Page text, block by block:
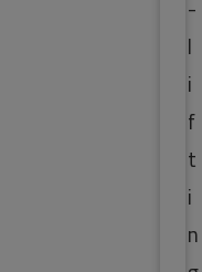
-
l
i
f
t
i
n